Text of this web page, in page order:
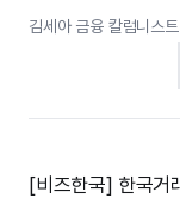
김세아 금융 칼럼니스트
[비즈한국] 한국거